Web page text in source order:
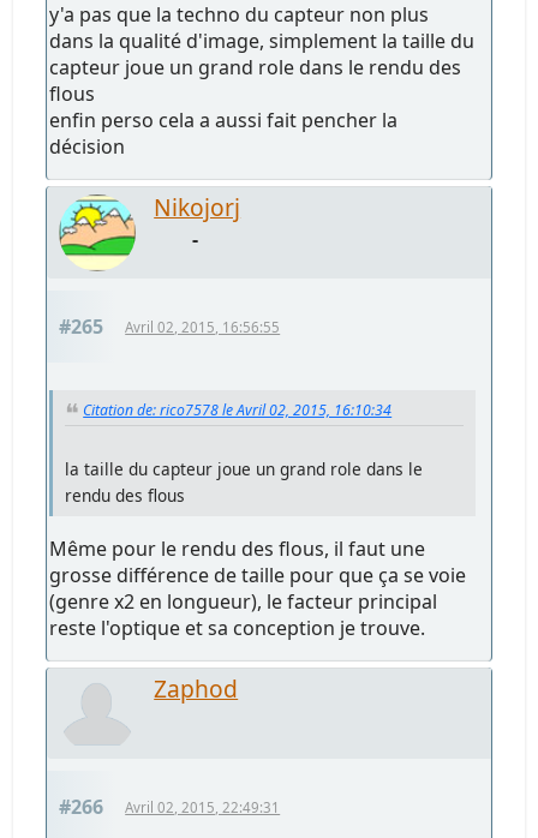
y'a pas que la techno du capteur non plus
dans la qualité d'image, simplement la taille du
capteur joue un grand role dans le rendu des
flous
enfin perso cela a aussi fait pencher la
décision
Nikojorj
-
#265 Avril 02, 2015, 16:56:55
Citation de: rico7578 le Avril 02, 2015, 16:10:34
la taille du capteur joue un grand role dans le
rendu des flous
Même pour le rendu des flous, il faut une
grosse différence de taille pour que ça se voie
(genre x2 en longueur), le facteur principal
reste l'optique et sa conception je trouve.
Zaphod
#266 Avril 02, 2015, 22:49:31